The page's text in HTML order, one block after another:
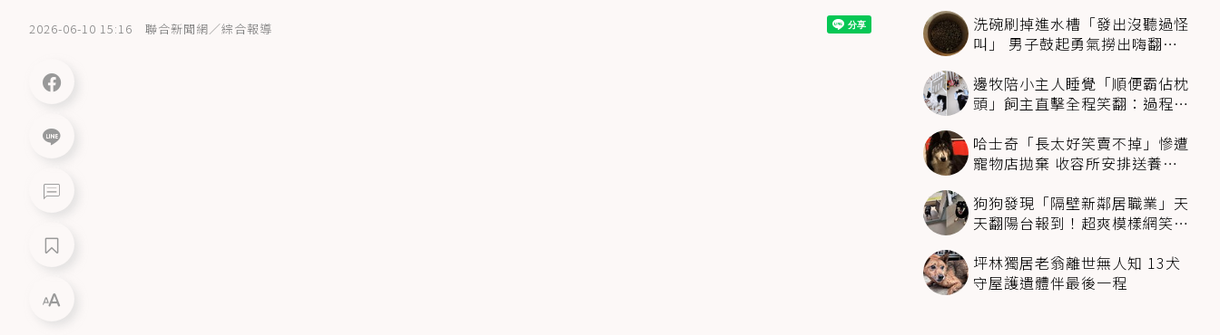
2026-06-10 15:16 聯合新聞網／綜合報導
洗碗刷掉進水槽「發出沒聽過怪
叫」 男子鼓起勇氣撈出嗨翻：
邊牧陪小主人睡覺「順便霸佔枕
頭」飼主直擊全程笑翻：過程絲
哈士奇「長太好笑賣不掉」慘遭
寵物店拋棄 收容所安排送養活
狗狗發現「隔壁新鄰居職業」天
天翻陽台報到！超爽模樣網笑
坪林獨居老翁離世無人知 13犬
守屋護遺體伴最後一程